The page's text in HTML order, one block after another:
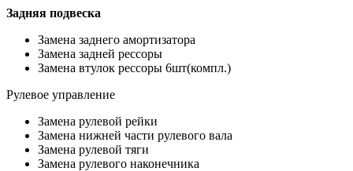
Задняя подвеска
Замена заднего амортизатора
Замена задней рессоры
Замена втулок рессоры 6шт(компл.)
Рулевое управление
Замена рулевой рейки
Замена нижней части рулевого вала
Замена рулевой тяги
Замена рулевого наконечника